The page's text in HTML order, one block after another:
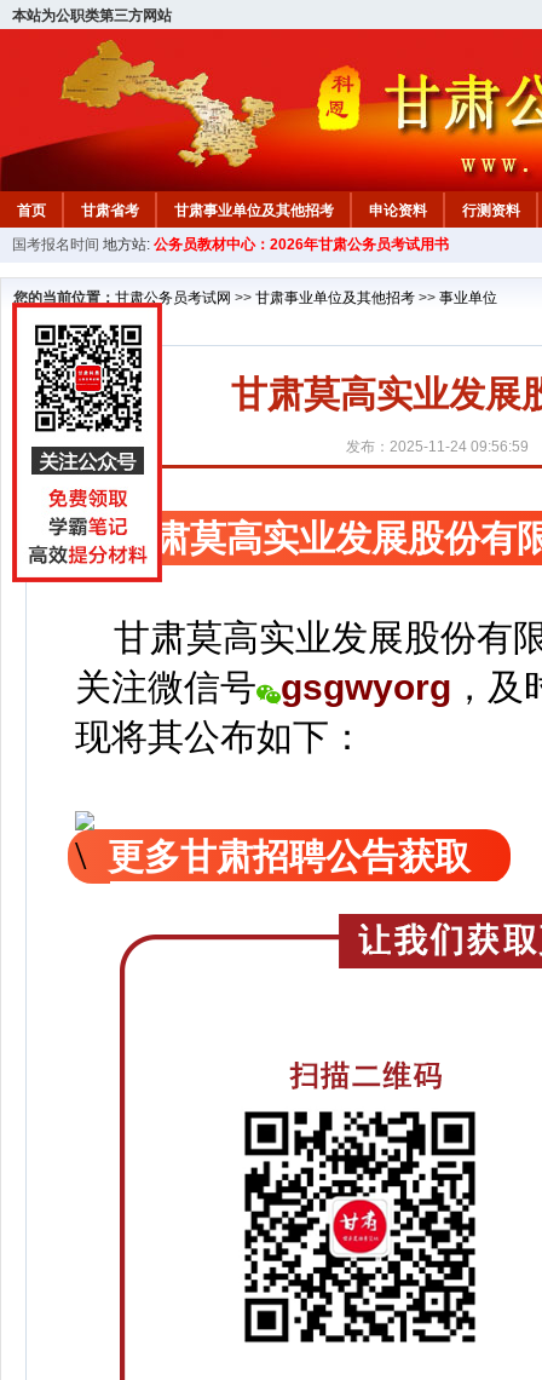
本站为公职类第三方网站
首页 甘肃省考 甘肃事业单位及其他招考 申论资料
行测资料
国考报名时间 地方站: 公务员教材中心：2026年甘肃公务员考试用书
您的当前位置： 甘肃公务员考试网 >> 甘肃事业单位及其他招考 >> 事业单位
甘肃莫高实业发展
发布：2025-11-24 09:56:59
甘肃莫高实业发展股份有
甘肃莫高实业发展股份有
关注微信号 gsgwyorg ， 及
现将其公布如下：
更多甘肃招聘公告获取